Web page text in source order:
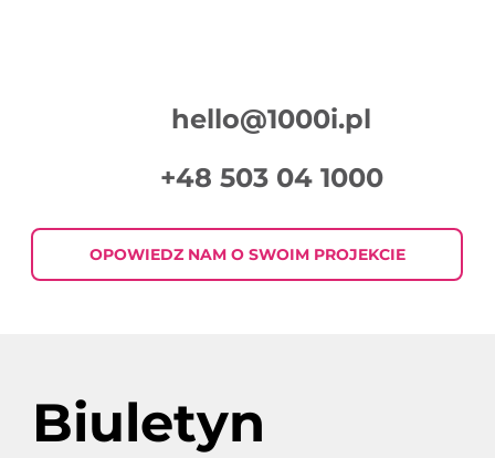
Czym jest master?
hello@1000i.pl
+48 503 04 1000
OPOWIEDZ NAM O SWOIM PROJEKCIE
Biuletyn